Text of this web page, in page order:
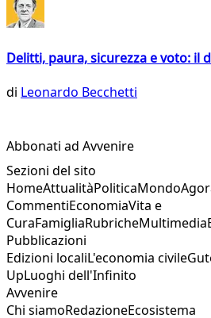
Delitti, paura, sicurezza e voto: il
di Leonardo Becchetti
Abbonati ad Avvenire
Sezioni del sito
HomeAttualitàPoliticaMondo
CommentiEconomiaVita e
CuraFamigliaRubricheMultimedia
Pubblicazioni
Edizioni localiL'economia civile
UpLuoghi dell'Infinito
Avvenire
Chi siamoRedazioneEcosistema